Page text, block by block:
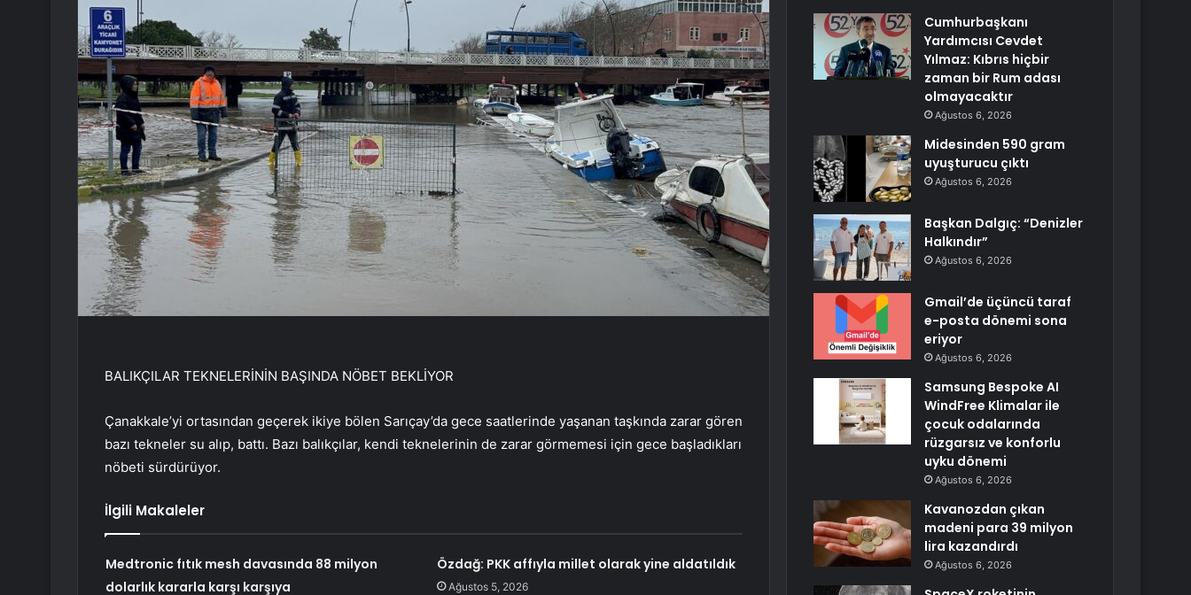
BALIKÇILAR TEKNELERİNİN BAŞINDA NÖBET BEKLİYOR
Çanakkale’yi ortasından geçerek ikiye bölen Sarıçay’da gece saatlerinde yaşanan taşkında zarar gören
bazı tekneler su alıp, battı. Bazı balıkçılar, kendi teknelerinin de zarar görmemesi için gece başladıkları
nöbeti sürdürüyor.
İlgili Makaleler
Medtronic fıtık mesh davasında 88 milyon
dolarlık kararla karşı karşıya
Özdağ: PKK affıyla millet olarak yine aldatıldık
Ağustos 5, 2026
Cumhurbaşkanı
Yardımcısı Cevdet
Yılmaz: Kıbrıs hiçbir
zaman bir Rum adası
olmayacaktır
Ağustos 6, 2026
Midesinden 590 gram
uyuşturucu çıktı
Ağustos 6, 2026
Başkan Dalgıç: “Denizler
Halkındır”
Ağustos 6, 2026
Gmail’de üçüncü taraf
e-posta dönemi sona
eriyor
Ağustos 6, 2026
Samsung Bespoke AI
WindFree Klimalar ile
çocuk odalarında
rüzgarsız ve konforlu
uyku dönemi
Ağustos 6, 2026
Kavanozdan çıkan
madeni para 39 milyon
lira kazandırdı
Ağustos 6, 2026